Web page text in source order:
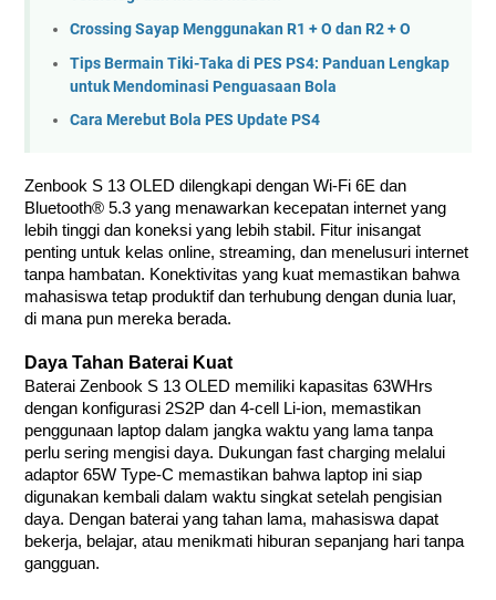
Crossing Sayap Menggunakan R1 + O dan R2 + O
Tips Bermain Tiki-Taka di PES PS4: Panduan Lengkap
untuk Mendominasi Penguasaan Bola
Cara Merebut Bola PES Update PS4
Zenbook S 13 OLED dilengkapi dengan Wi-Fi 6E dan
Bluetooth® 5.3 yang menawarkan kecepatan internet yang
lebih tinggi dan koneksi yang lebih stabil. Fitur inisangat
penting untuk kelas online, streaming, dan menelusuri internet
tanpa hambatan. Konektivitas yang kuat memastikan bahwa
mahasiswa tetap produktif dan terhubung dengan dunia luar,
di mana pun mereka berada.
Daya Tahan Baterai Kuat
Baterai Zenbook S 13 OLED memiliki kapasitas 63WHrs
dengan konfigurasi 2S2P dan 4-cell Li-ion, memastikan
penggunaan laptop dalam jangka waktu yang lama tanpa
perlu sering mengisi daya. Dukungan fast charging melalui
adaptor 65W Type-C memastikan bahwa laptop ini siap
digunakan kembali dalam waktu singkat setelah pengisian
daya. Dengan baterai yang tahan lama, mahasiswa dapat
bekerja, belajar, atau menikmati hiburan sepanjang hari tanpa
gangguan.